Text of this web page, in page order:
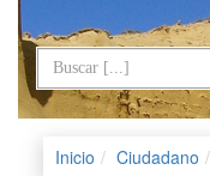
Inicio Ciudadano